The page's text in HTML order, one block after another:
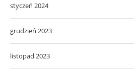
styczeń 2024
grudzień 2023
listopad 2023